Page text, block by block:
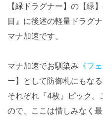
【緑ドラグナー】の【緑
目』に後述の軽量ドラグ
マナ加速です。
マナ加速でお馴染み 《フ
ー】として防御札にもな
それぞれ『4枚』ピック
ので、ここは惜しみなく